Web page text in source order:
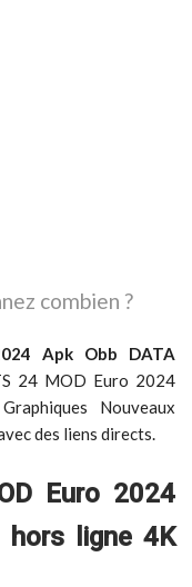
combien ?
Apk Obb DATA
24 MOD Euro 2024
Nouveaux
des liens directs.
Euro 2024
hors ligne 4K